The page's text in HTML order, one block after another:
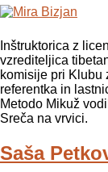
Inštruktorica z
vzrediteljica
komisije pri Klubu
referentka in
Metodo Mikuž
Sreča na vrvici.
Saša